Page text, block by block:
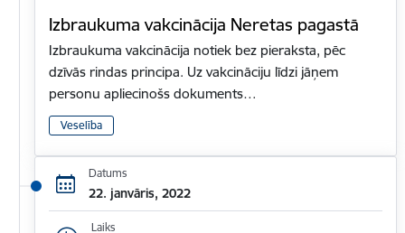
Izbraukuma vakcinācija Neretas pagastā
Izbraukuma vakcinācija notiek bez pieraksta, pēc
dzīvās rindas principa. Uz vakcināciju līdzi jāņem
personu apliecinošs dokuments…
Veselība
Datums
22. janvāris, 2022
Laiks